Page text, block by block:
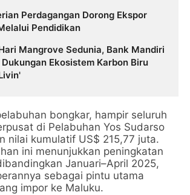
Perdagangan Dorong Ekspor
Pendidikan
Mangrove Sedunia, Bank Mandiri
Ekosistem Karbon Biru
bongkar, hampir seluruh
di Pelabuhan Yos Sudarso
nilai kumulatif US$ 215,77 juta.
ini menunjukkan peningkatan
Januari–April 2025,
sebagai pintu utama
impor ke Maluku.